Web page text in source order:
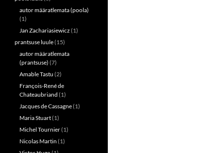
autor määratlemata (poola)
(1)
Jan Zachariasiewicz (1)
prantsuse luule(15)
autor määratlemata
(prantsuse) (7)
Amable Tastu (2)
François-René de
Chateaubriand (1)
Jacques de Cassagne(1)
Maria Stuart(1)
Michel Tournier(1)
Nicolas Martin (1)